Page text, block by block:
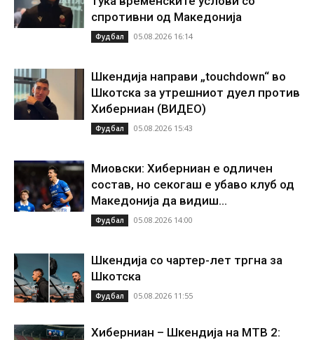
спротивни од Македонија
Фудбал 05.08.2026 16:14
Шкендија направи „touchdown“ во
Шкотска за утрешниот дуел против
Хиберниан (ВИДЕО)
Фудбал 05.08.2026 15:43
Миовски: Хиберниан е одличен
состав, но секогаш е убаво клуб од
Македонија да видиш...
Фудбал 05.08.2026 14:00
Шкендија со чартер-лет тргна за
Шкотска
Фудбал 05.08.2026 11:55
Хиберниан – Шкендија на МТВ 2: